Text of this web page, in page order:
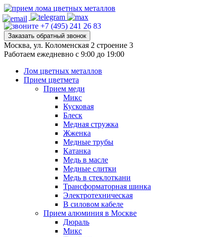
+7 (495) 241 26 83
Заказать обратный звонок
Москва, ул. Коломенская 2 строение 3
Работаем ежедневно с 9:00 до 19:00
Лом цветных металлов
Прием цветмета
Прием меди
Микс
Кусковая
Блеск
Медная стружка
Жженка
Медные трубы
Катанка
Медь в масле
Медные слитки
Медь в стеклоткани
Трансформаторная шинка
Электротехническая
В силовом кабеле
Прием алюминия в Москве
Дюраль
Микс